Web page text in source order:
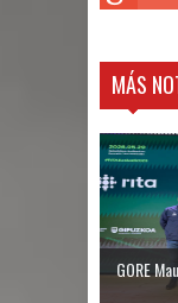
MÁS
GORE